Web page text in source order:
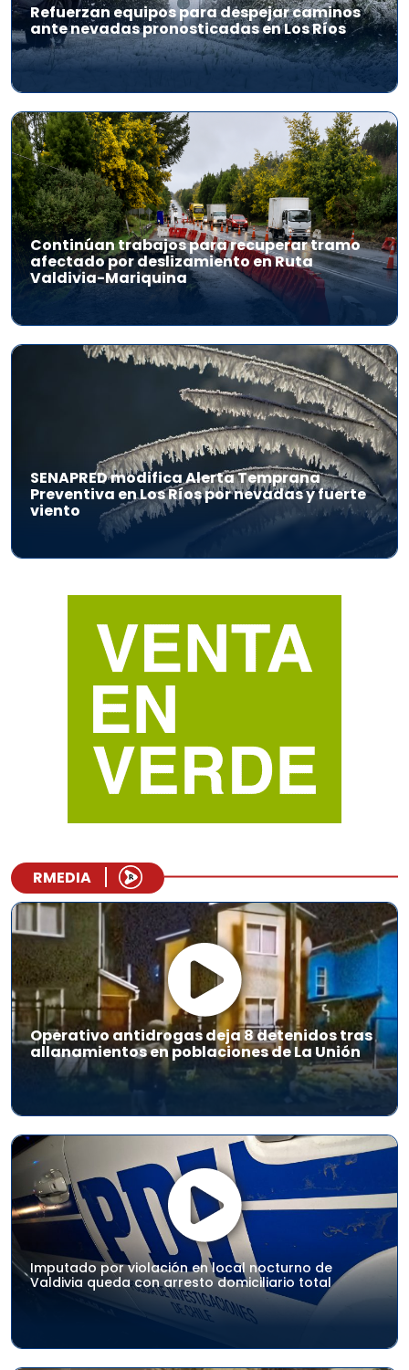
Refuerzan equipos para despejar caminos
ante nevadas pronosticadas en Los Ríos
Continúan trabajos para recuperar tramo
afectado por deslizamiento en Ruta
Valdivia-Mariquina
SENAPRED modifica Alerta Temprana
Preventiva en Los Ríos por nevadas y fuerte
viento
RMEDIA
Operativo antidrogas deja 8 detenidos tras
allanamientos en poblaciones de La Unión
Imputado por violación en local nocturno de
Valdivia queda con arresto domiciliario total